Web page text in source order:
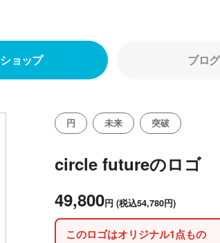
ショップ ブログ
円 未来 突破
circle futureのロゴ
49,800円 (税込54,780円)
このロゴはオリジナル1点もの